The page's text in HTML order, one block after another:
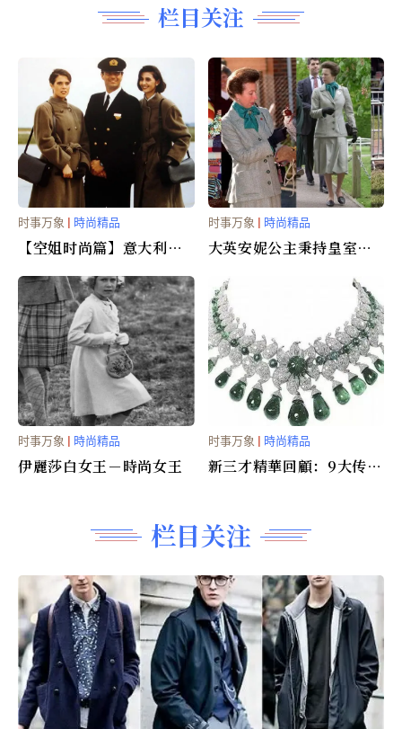
栏目关注
时事万象 | 時尚精品
【空姐时尚篇】意大利航
90年代
时事万象 | 時尚精品
大英安妮公主秉持皇室節
时事万象 | 時尚精品
伊麗莎白女王－時尚女王
时事万象 | 時尚精品
新三才精華回顧：9大传奇
栏目关注